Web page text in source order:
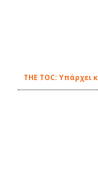
THE TOC: Υπάρχει